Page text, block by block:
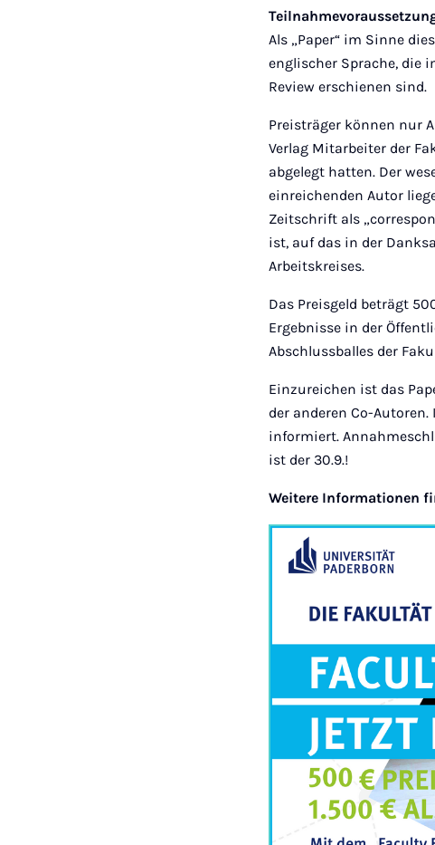
Als „Paper“ im Sinne
englischer Sprache, die
Review erschienen sind.
Preisträger können nur
Verlag Mitarbeiter der
abgelegt hatten. Der
einreichenden Autor
Zeitschrift als
ist, auf das in der
Arbeitskreises.
Das Preisgeld beträgt
Ergebnisse in der
Abschlussballes der
Einzureichen ist das
der anderen Co-
informiert.
ist der 30.9.!
Weitere Informationen